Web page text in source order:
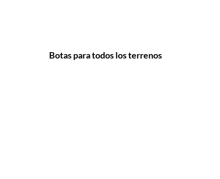
Botas para todos los terrenos